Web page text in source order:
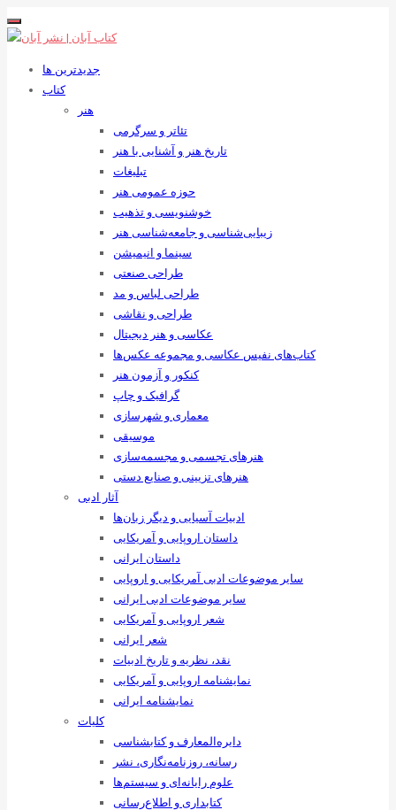
جدیدترین ها
کتاب
هنر
تئاتر و سرگرمی
تاریخ هنر و آشنایی با هنر
تبلیغات
حوزه عمومی هنر
خوشنویسی و تذهیب
زیبایی‌شناسی و جامعه‌شناسی هنر
سینما و انیمیشن
طراحی صنعتی
طراحی لباس و مد
طراحی و نقاشی
عکاسی و هنر دیجیتال
کتاب‌های نفیس عکاسی و مجموعه عکس‌ها
کنکور و آزمون هنر
گرافیک و چاپ
معماری و شهرسازی
موسیقی
هنرهای ‌تجسمی و مجسمه‌سازی
هنرهای تزیینی و صنایع ‌دستی
آثار ادبی
ادبیات آسیایی و دیگر زبان‌ها
داستان اروپایی و آمریکایی
داستان ایرانی
سایر موضوعات ادبی آمریکایی و اروپایی
سایر موضوعات ادبی ایرانی
شعر اروپایی و آمریکایی
شعر ایرانی
نقد، نظریه و تاریخ ادبیات
نمایشنامه اروپایی و آمریکایی
نمایشنامه ایرانی
کلیات
دایره‌المعارف و کتابشناسی
رسانه‌، روزنامه‌نگاری، نشر
علوم رایانه‌ای و سیستم‌ها
کتابداری و اطلاع‌رسانی